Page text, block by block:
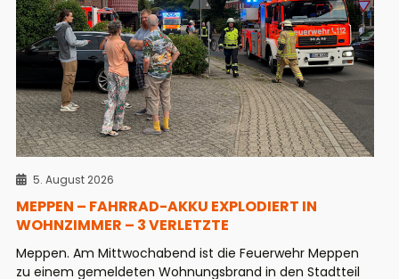
5. August 2026
MEPPEN – FAHRRAD-AKKU EXPLODIERT IN
WOHNZIMMER – 3 VERLETZTE
Meppen. Am Mittwochabend ist die Feuerwehr Meppen
zu einem gemeldeten Wohnungsbrand in den Stadtteil